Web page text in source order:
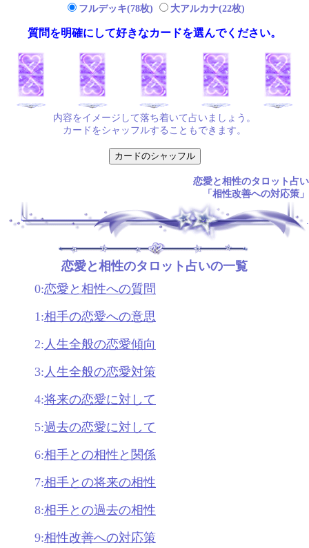
フルデッキ(78枚) 大アルカナ(22枚)
質問を明確にして好きなカードを選んでください。
内容をイメージして落ち着いて占いましょう。
カードをシャッフルすることもできます。
恋愛と相性のタロット占い
「相性改善への対応策」
恋愛と相性のタロット占いの一覧
0:恋愛と相性への質問
1:相手の恋愛への意思
2: 人生全般の恋愛傾向
3: 人生全般の恋愛対策
4:将来の恋愛に対して
5:過去の恋愛に対して
6:相手との相性と関係
7:相手との将来の相性
8:相手との過去の相性
9:相性改善への対応策